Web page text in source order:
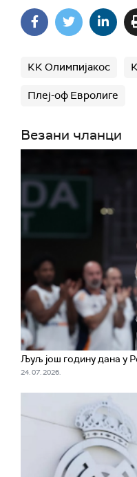
КК Олимпијакос
Плеј-оф Евролиге
Везани чланци
Љуљ још годину дана у
24. 07. 2026.